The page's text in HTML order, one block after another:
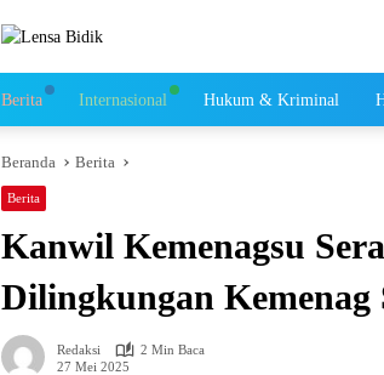
Berita Internasional Hukum & Kriminal
Beranda Berita
Berita
Kanwil Kemenagsu
Dilingkungan Kemenag
Redaksi
2 Min Baca
27 Mei 2025